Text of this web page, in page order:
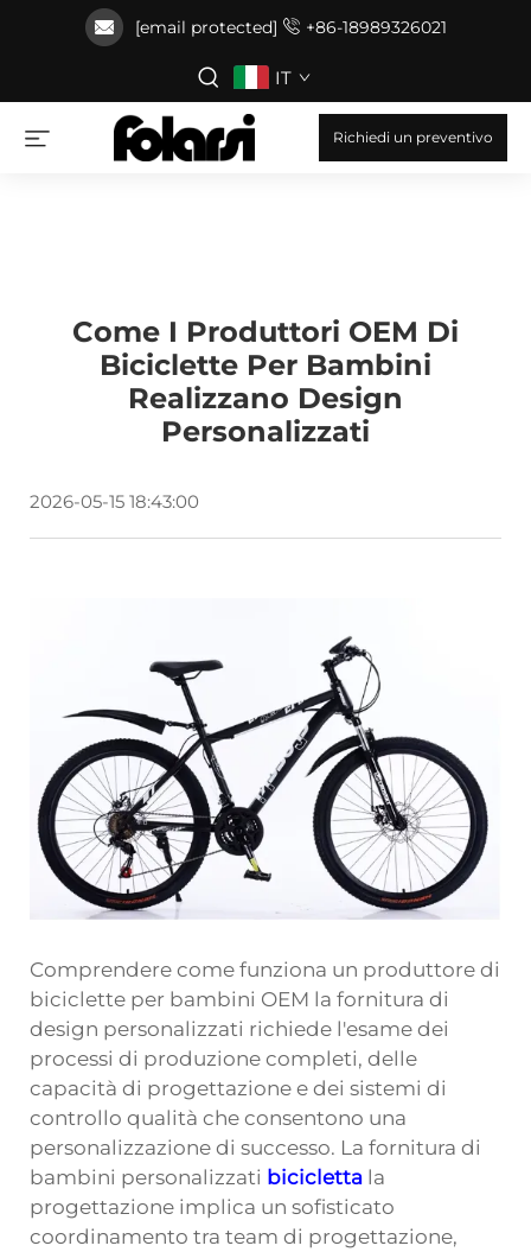
[email protected] +86-18989326021
IT
Richiedi un preventivo
Come I Produttori OEM Di
Biciclette Per Bambini
Realizzano Design
Personalizzati
2026-05-15 18:43:00
Comprendere come funziona un produttore di
biciclette per bambini OEM la fornitura di
design personalizzati richiede l'esame dei
processi di produzione completi, delle
capacità di progettazione e dei sistemi di
controllo qualità che consentono una
personalizzazione di successo. La fornitura di
bambini personalizzati bicicletta la
progettazione implica un sofisticato
coordinamento tra team di progettazione,